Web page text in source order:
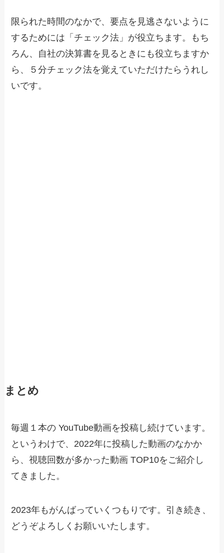
限られた時間のなかで、要点を見逃さないように
するためには「チェック法」が役立ちます。もち
ろん、自社の決算書を見るときにも役立ちますか
ら、５分チェック法を覚えていただけたらうれし
いです。
まとめ
毎週１本の YouTube動画を投稿し続けています。
というわけで、2022年に投稿した動画のなかか
ら、視聴回数が多かった動画 TOP10をご紹介し
てきました。
2023年もがんばっていくつもりです。引き続き、
どうぞよろしくお願いいたします。